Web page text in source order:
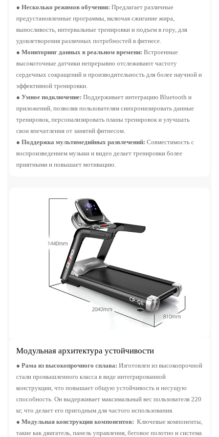
● Несколько режимов обучения: Предлагает различные
предустановленные программы, включая сжигание жира,
выносливость, интервальные тренировки и подъем в гору, для
удовлетворения различных потребностей в фитнесе.
● Мониторинг данных в реальном времени: Встроенные
высокоточные датчики непрерывно отслеживают частоту
сердечных сокращений и производительность для более научной и
эффективной тренировки.
● Умное подключение: Поддерживает интеграцию Bluetooth и
приложений, позволяя пользователям синхронизировать данные
тренировок, персонализировать планы тренировок и улучшать
свои впечатления от занятий фитнесом.
● Поддержка мультимедийных развлечений: Совместимость с
воспроизведением музыки и видео делает тренировки более
приятными и повышает мотивацию.
Модульная архитектура устойчивости
● Рама из высокопрочного сплава: Изготовлен из высокопрочной
стали промышленного класса в виде интегрированной
конструкции, что повышает общую устойчивость и несущую
способность. Он выдерживает максимальный вес пользователя 220
кг, что делает его пригодным для частого использования.
● Модульная конструкция компонентов: Ключевые компоненты,
такие как двигатель, панель управления, беговое полотно и система